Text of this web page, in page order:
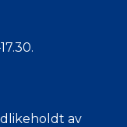
av